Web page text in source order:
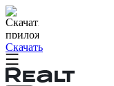
Скачать